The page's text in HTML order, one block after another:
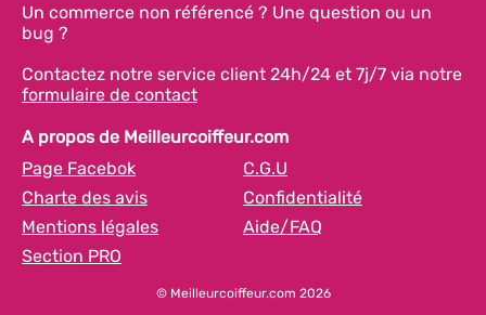
Un commerce non référencé ? Une question ou un
bug ?
Contactez notre service client 24h/24 et 7j/7 via notre
formulaire de contact
A propos de Meilleurcoiffeur.com
Page Facebok
C.G.U
Charte des avis
Confidentialité
Mentions légales
Aide/FAQ
Section PRO
© Meilleurcoiffeur.com 2026